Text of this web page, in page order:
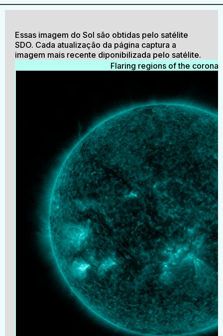
Essas imagem do Sol são obtidas pelo satélite
SDO. Cada atualização da página captura a
imagem mais recente diponibilizada pelo satélite.
Flaring regions of the corona.